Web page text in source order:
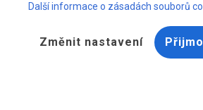
Další informace o zásadách souborů
Změnit nastavení